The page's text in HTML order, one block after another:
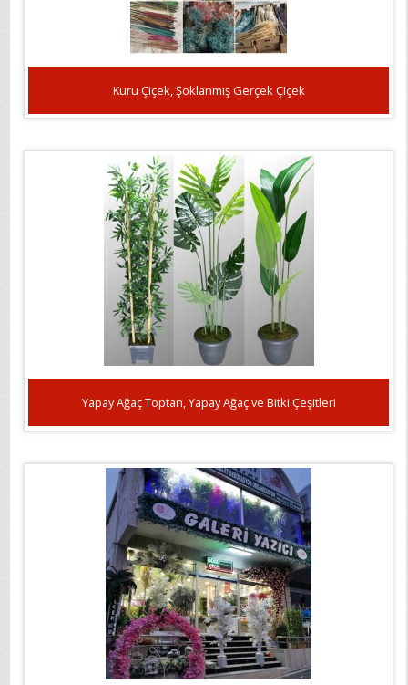
Kuru Çiçek, Şoklanmış Gerçek Çiçek
Yapay Ağaç Toptan, Yapay Ağaç ve Bitki Çeşitleri